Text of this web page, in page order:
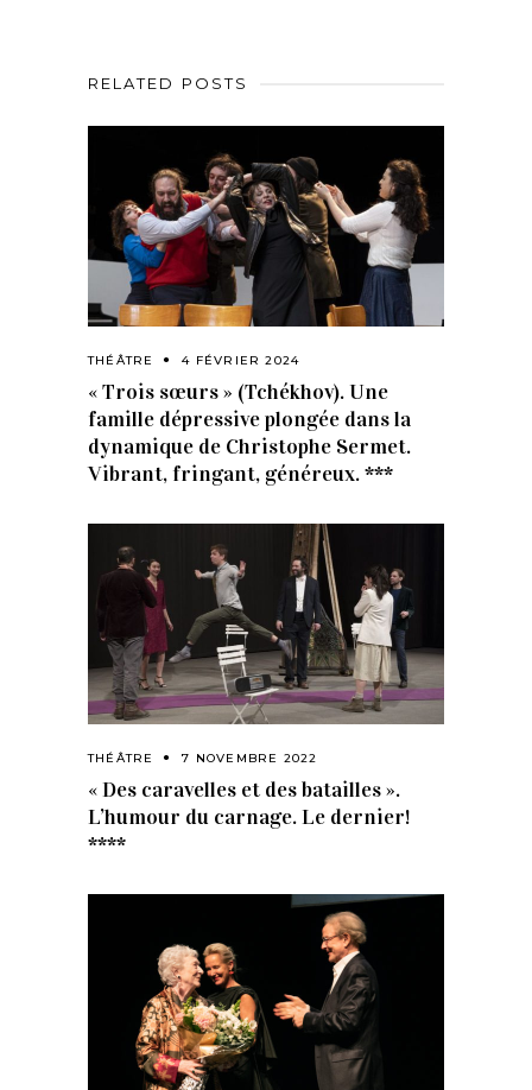
RELATED POSTS
THÉÂTRE 4 FÉVRIER 2024
« Trois sœurs » (Tchékhov). Une
famille dépressive plongée dans la
dynamique de Christophe Sermet.
Vibrant, fringant, généreux. ***
THÉÂTRE 7 NOVEMBRE 2022
« Des caravelles et des batailles ».
L’humour du carnage. Le dernier!
****